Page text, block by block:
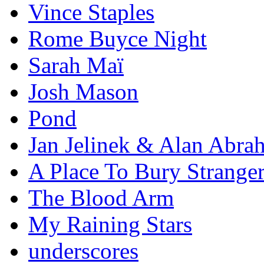
Vince Staples
Rome Buyce Night
Sarah Maï
Josh Mason
Pond
Jan Jelinek & Alan
A Place To Bury
The Blood Arm
My Raining Stars
underscores